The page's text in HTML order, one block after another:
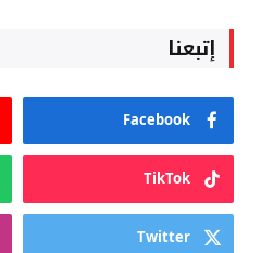
إتبعنا
Facebook
TikTok
Twitter